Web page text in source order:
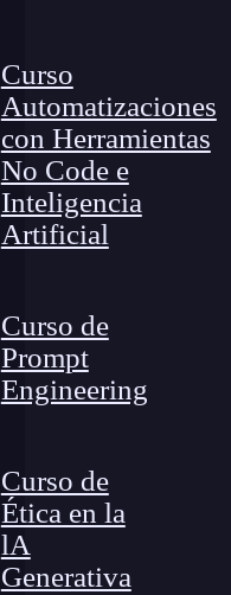
Curso
Automatizaciones
con Herramientas
No Code e
Inteligencia
Artificial
Curso de
Prompt
Engineering
Curso de
Ética en la
lA
Generativa